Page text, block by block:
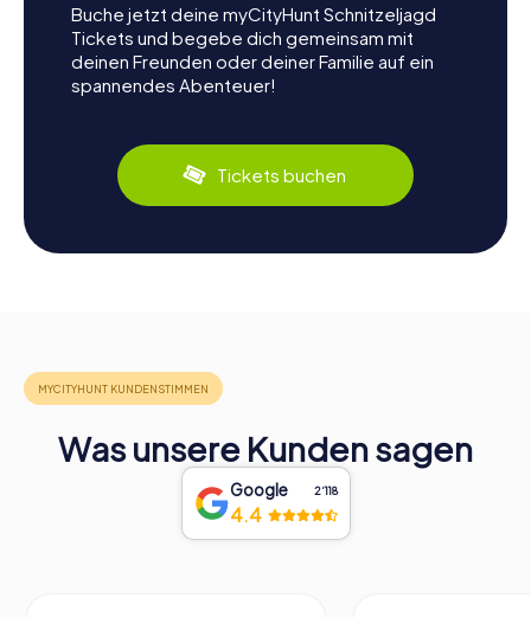
Buche jetzt deine myCityHunt Schnitzeljagd
Tickets und begebe dich gemeinsam mit
deinen Freunden oder deiner Familie auf ein
spannendes Abenteuer!
Tickets buchen
Was unsere Kunden sagen
Google 2‘118
4.4